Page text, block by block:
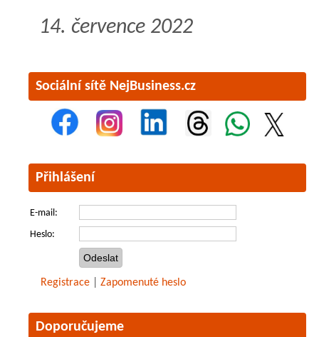
14. července 2022
Sociální sítě NejBusiness.cz
Přihlášení
E-mail:
Heslo:
Registrace Zapomenuté heslo
Doporučujeme